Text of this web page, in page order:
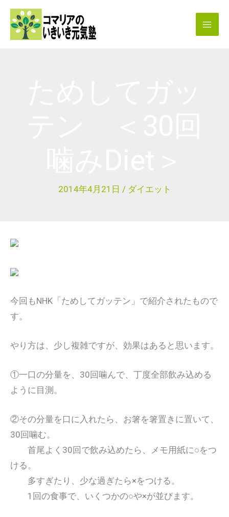
2014年4月21日 / ダイエット
今回もNHK「ためしてガッテン」で紹介されたもので
す。
やり方は、少し複雑ですが、効果はあると思います。
①一口の分量を、30回噛んで、丁度全部飲み込める
ように目測。
②その分量を口に入れたら、お箸を箸置きに置いて、
30回噛む。
首尾よく30回で飲み込めたら、メモ用紙に○をつ
ける。
多すぎたり、少な過ぎたら×をつける。
1回の食事で、いくつかの○や×が並びます。